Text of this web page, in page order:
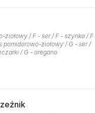
ziołowy / F - ser / F - szynka / F
pomidorowo-ziołowy / G - ser /
/ G - oregano